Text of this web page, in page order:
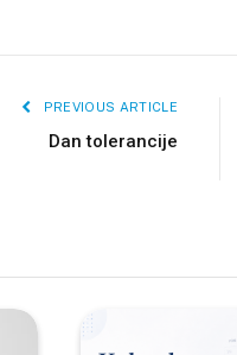
PREVIOUS ARTICLE
Dan tolerancije